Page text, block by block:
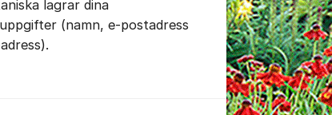
för inlägg/kommentar
lagrar dina
(namn, e-postadress